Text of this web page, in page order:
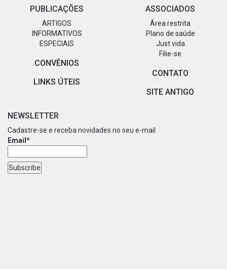
PUBLICAÇÕES
ARTIGOS
INFORMATIVOS
ESPECIAIS
CONVÊNIOS
LINKS ÚTEIS
ASSOCIADOS
Área restrita
Plano de saúde
Just vida
Filie-se
CONTATO
SITE ANTIGO
NEWSLETTER
Cadastre-se e receba novidades no seu e-mail
Email*